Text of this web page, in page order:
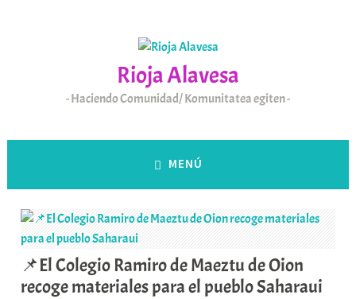
Rioja Alavesa
Haciendo Comunidad/ Komunitatea egiten
MENÚ
📌El Colegio Ramiro de Maeztu de Oion
recoge materiales para el pueblo Saharaui